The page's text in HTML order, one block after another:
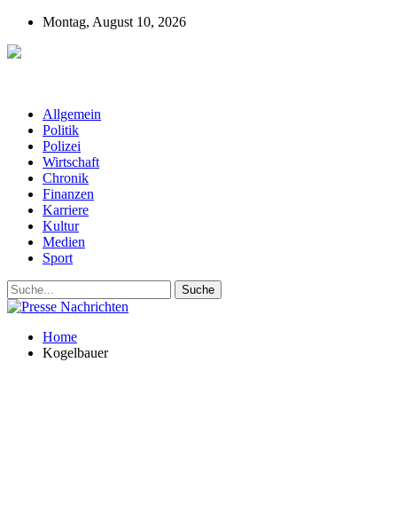
Montag, August 10, 2026
Allgemein
Politik
Polizei
Wirtschaft
Chronik
Finanzen
Karriere
Kultur
Medien
Sport
Home
Kogelbauer